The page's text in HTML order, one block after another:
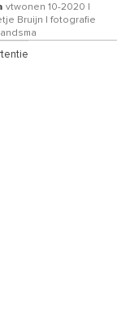
vtwonen 10-2020 |
Bruijn | fotografie